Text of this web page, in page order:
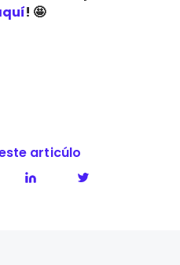
! 🤩
articúlo